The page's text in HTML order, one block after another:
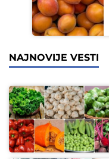
NAJNOVIJE VESTI